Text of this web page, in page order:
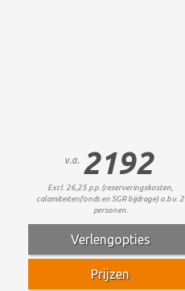
v.a. 2192
Excl. 26,25 p.p. (reserveringskosten,
calamiteitenfonds en SGR bijdrage) o.b.v. 2
personen.
Verlengopties
Prijzen